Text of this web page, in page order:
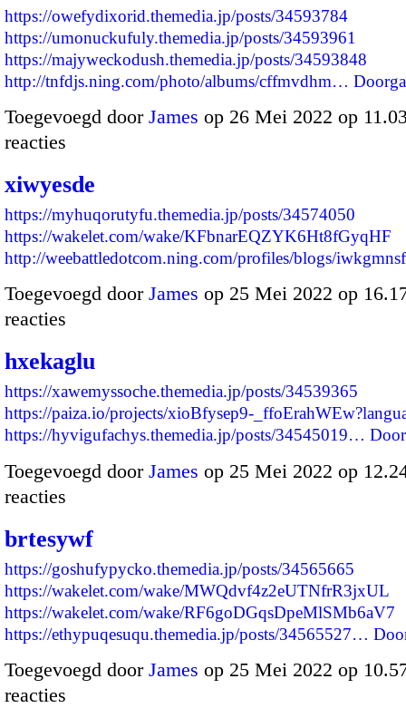
https://owefydixorid.themedia.jp/posts/34593784
https://umonuckufuly.themedia.jp/posts/34593961
https://majyweckodush.themedia.jp/posts/34593848
http://tnfdjs.ning.com/photo/albums/cffmvdhm…
Toegevoegd door James op 26 Mei 2022 op
reacties
xiwyesde
https://myhuqorutyfu.themedia.jp/posts/34574050
https://wakelet.com/wake/KFbnarEQZYK6Ht8fGyqHF
http://weebattledotcom.ning.com/profiles/blogs/
Toegevoegd door James op 25 Mei 2022 op
reacties
hxekaglu
https://xawemyssoche.themedia.jp/posts/34539365
https://paiza.io/projects/xioBfysep9-
https://hyvigufachys.themedia.jp/posts/34545019…
Toegevoegd door James op 25 Mei 2022 op
reacties
brtesywf
https://goshufypycko.themedia.jp/posts/34565665
https://wakelet.com/wake/MWQdvf4z2eUTNfrR3jxUL
https://wakelet.com/wake/RF6goDGqsDpeMlSMb6aV7
https://ethypuqesuqu.themedia.jp/posts/34565527…
Toegevoegd door James op 25 Mei 2022 op
reacties